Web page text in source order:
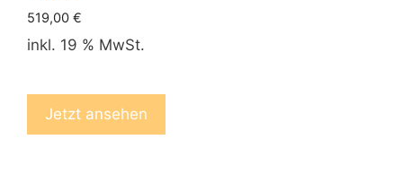
519,00 €
inkl. 19 % MwSt.
Jetzt ansehen